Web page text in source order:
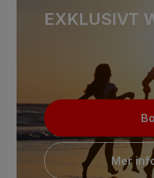
EXKLUSIVT
Mer